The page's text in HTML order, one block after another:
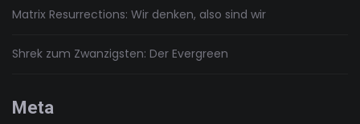
Matrix Resurrections: Wir denken, also sind wir
Shrek zum Zwanzigsten: Der Evergreen
Meta